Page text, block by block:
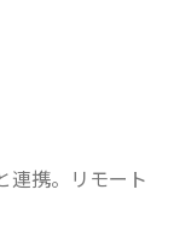
連携。リモート